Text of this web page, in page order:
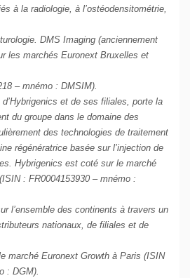
à la radiologie, à l’ostéodensitométrie,
DMS Imaging (anciennement
les marchés Euronext Bruxelles et
– mnémo : DMSIM).
et de ses filiales, porte la
du groupe dans le domaine des
des technologies de traitement
régénératrice basée sur l’injection de
Hybrigenics est coté sur le marché
: FR0004153930 – mnémo :
l’ensemble des continents à travers un
nationaux, de filiales et de
marché Euronext Growth à Paris (ISIN
: DGM).